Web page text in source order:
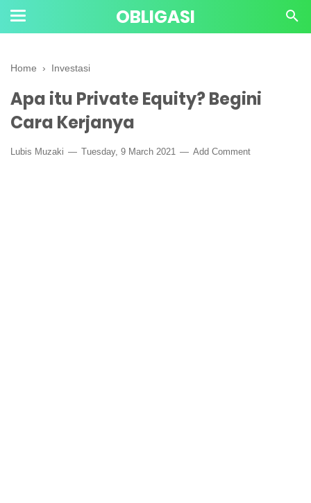
OBLIGASI
Home › Investasi
Apa itu Private Equity? Begini
Cara Kerjanya
Lubis Muzaki Tuesday, 9 March 2021 Add Comment